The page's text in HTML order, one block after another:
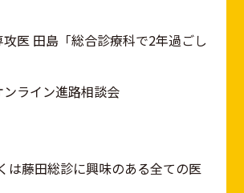
医 田島「総合診療科で2年過ごし
ライン進路相談会
は藤田総診に興味のある全ての医